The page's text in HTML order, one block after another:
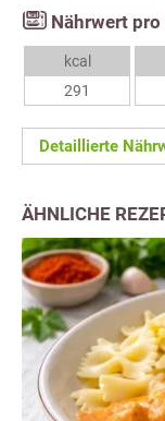
Nährwert
kcal
291
Detaillierte
ÄHNLICHE